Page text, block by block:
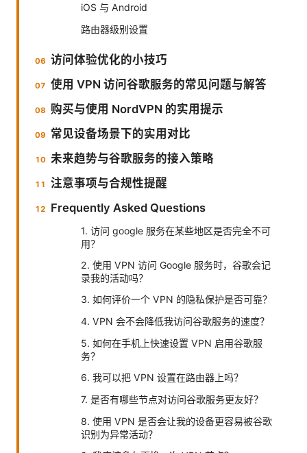
iOS 与 Android
路由器级别设置
访问体验优化的小技巧
使用 VPN 访问谷歌服务的常见问题与解答
购买与使用 NordVPN 的实用提示
常见设备场景下的实用对比
未来趋势与谷歌服务的接入策略
注意事项与合规性提醒
Frequently Asked Questions
1. 访问 google 服务在某些地区是否完全不可
用？
2. 使用 VPN 访问 Google 服务时，谷歌会记
录我的活动吗？
3. 如何评价一个 VPN 的隐私保护是否可靠？
4. VPN 会不会降低我访问谷歌服务的速度？
5. 如何在手机上快速设置 VPN 启用谷歌服
务？
6. 我可以把 VPN 设置在路由器上吗？
7. 是否有哪些节点对访问谷歌服务更友好？
8. 使用 VPN 是否会让我的设备更容易被谷歌
识别为异常活动？